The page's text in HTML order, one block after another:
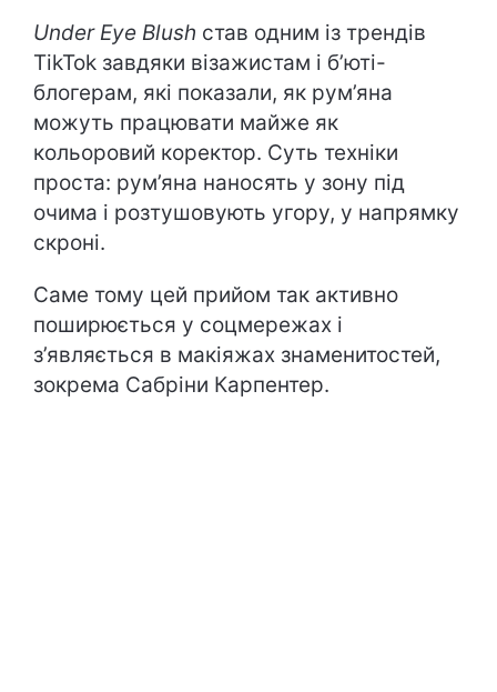
Under Eye Blush став одним із трендів
TikTok завдяки візажистам і б’юті-
блогерам, які показали, як рум’яна
можуть працювати майже як
кольоровий коректор. Суть техніки
проста: рум’яна наносять у зону під
очима і розтушовують угору, у напрямку
скроні.
Саме тому цей прийом так активно
поширюється у соцмережах і
з’являється в макіяжах знаменитостей,
зокрема Сабріни Карпентер.